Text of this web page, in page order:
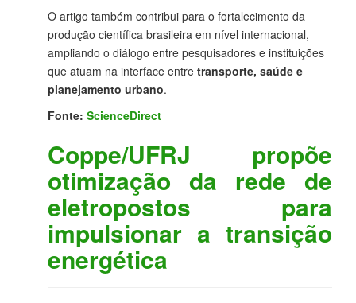
O artigo também contribui para o fortalecimento da
produção científica brasileira em nível internacional,
ampliando o diálogo entre pesquisadores e instituições
que atuam na interface entre transporte, saúde e
planejamento urbano.
Fonte: ScienceDirect
Coppe/UFRJ propõe
otimização da rede de
eletropostos para
impulsionar a transição
energética